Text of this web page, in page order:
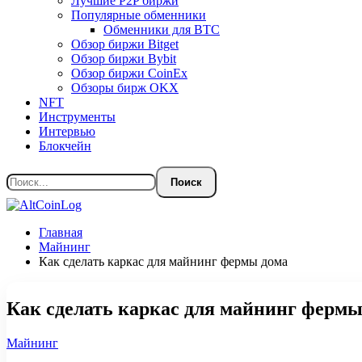
Популярные обменники
Обменники для BTC
Обзор биржи Bitget
Обзор биржи Bybit
Обзор биржи CoinEx
Обзоры бирж OKX
NFT
Инструменты
Интервью
Блокчейн
Главная
Майнинг
Как сделать каркас для майнинг фермы дома
Как сделать каркас для майнинг
Майнинг